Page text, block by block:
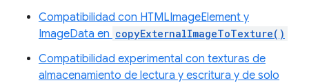
Compatibilidad con HTMLImageElement y
ImageData en copyExternalImageToTexture()
Compatibilidad experimental con texturas de
almacenamiento de lectura y escritura y de solo